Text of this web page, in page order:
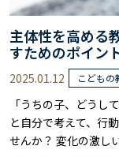
主体性を高める
すためのポイン
2025.01.12 こどもの
「うちの子、どう
と自分で考えて、行
せんか？ 変化の激し